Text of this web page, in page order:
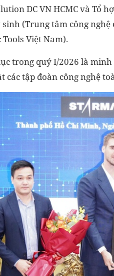
DC VN HCMC và Tổ
sinh (Trung tâm công
Việt Nam).
trong quý I/2026 là
các tập đoàn công nghệ